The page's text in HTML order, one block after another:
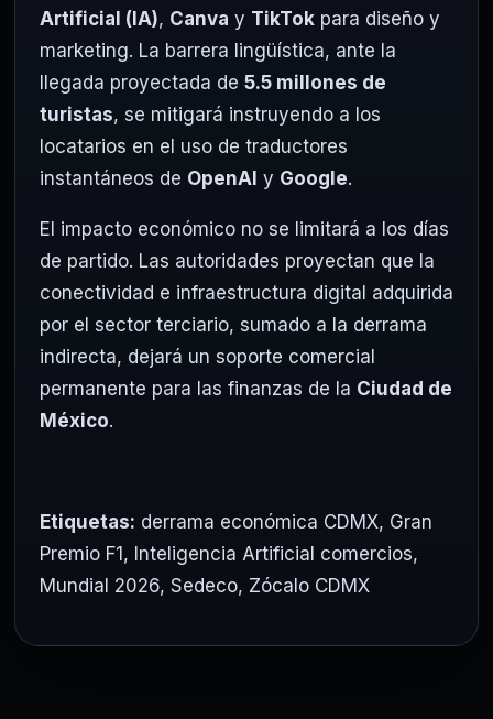
Artificial (IA), Canva y TikTok para diseño y
marketing. La barrera lingüística, ante la
llegada proyectada de 5.5 millones de
turistas, se mitigará instruyendo a los
locatarios en el uso de traductores
instantáneos de OpenAI y Google.
El impacto económico no se limitará a los días
de partido. Las autoridades proyectan que la
conectividad e infraestructura digital adquirida
por el sector terciario, sumado a la derrama
indirecta, dejará un soporte comercial
permanente para las finanzas de la Ciudad de
México.
Etiquetas: derrama económica CDMX, Gran
Premio F1, Inteligencia Artificial comercios,
Mundial 2026, Sedeco, Zócalo CDMX